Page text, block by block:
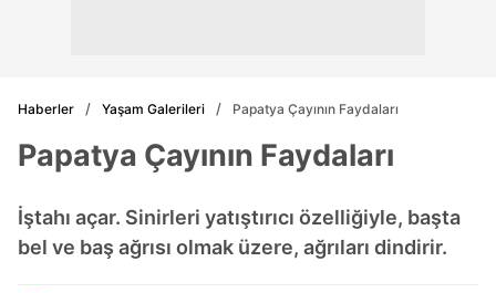
Haberler Yaşam Galerileri Papatya Çayının Faydaları
Papatya Çayının Faydaları
İştahı açar. Sinirleri yatıştırıcı özelliğiyle, başta
bel ve baş ağrısı olmak üzere, ağrıları dindirir.